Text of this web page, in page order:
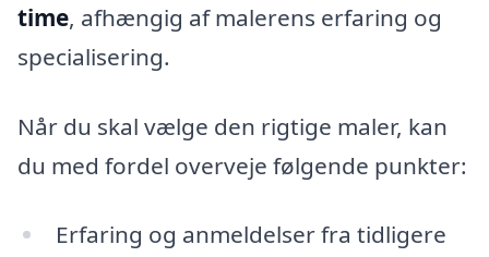
time, afhængig af malerens erfaring og
specialisering.
Når du skal vælge den rigtige maler, kan
du med fordel overveje følgende punkter:
Erfaring og anmeldelser fra tidligere